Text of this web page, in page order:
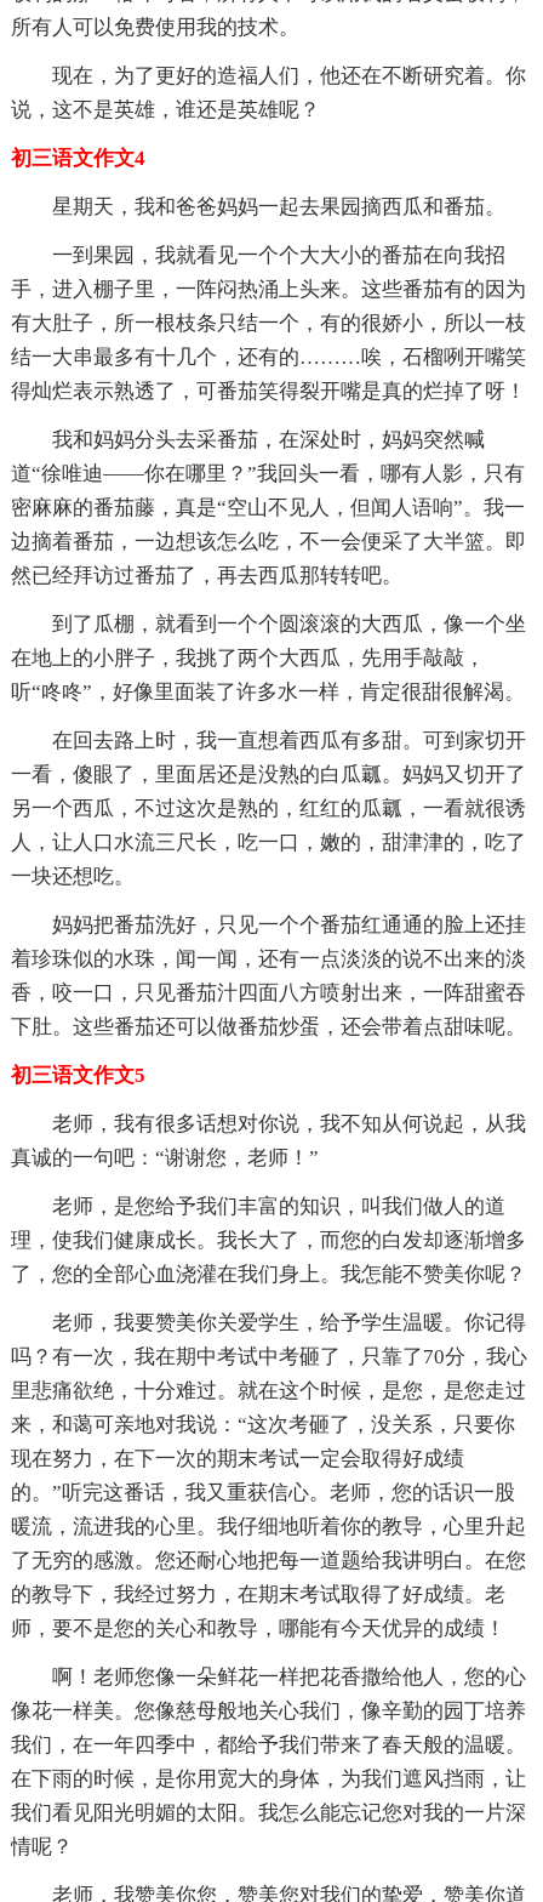
所有人可以免费使用我的技术。
现在，为了更好的造福人们，他还在不断研究着。你
说，这不是英雄，谁还是英雄呢？
初三语文作文4
星期天，我和爸爸妈妈一起去果园摘西瓜和番茄。
一到果园，我就看见一个个大大小的番茄在向我招
手，进入棚子里，一阵闷热涌上头来。这些番茄有的因为
有大肚子，所一根枝条只结一个，有的很娇小，所以一枝
结一大串最多有十几个，还有的………唉，石榴咧开嘴笑
得灿烂表示熟透了，可番茄笑得裂开嘴是真的烂掉了呀！
我和妈妈分头去采番茄，在深处时，妈妈突然喊
道“徐唯迪——你在哪里？”我回头一看，哪有人影，只有
密麻麻的番茄藤，真是“空山不见人，但闻人语响”。我一
边摘着番茄，一边想该怎么吃，不一会便采了大半篮。即
然已经拜访过番茄了，再去西瓜那转转吧。
到了瓜棚，就看到一个个圆滚滚的大西瓜，像一个坐
在地上的小胖子，我挑了两个大西瓜，先用手敲敲，
听“咚咚”，好像里面装了许多水一样，肯定很甜很解渴。
在回去路上时，我一直想着西瓜有多甜。可到家切开
一看，傻眼了，里面居还是没熟的白瓜瓤。妈妈又切开了
另一个西瓜，不过这次是熟的，红红的瓜瓤，一看就很诱
人，让人口水流三尺长，吃一口，嫩的，甜津津的，吃了
一块还想吃。
妈妈把番茄洗好，只见一个个番茄红通通的脸上还挂
着珍珠似的水珠，闻一闻，还有一点淡淡的说不出来的淡
香，咬一口，只见番茄汁四面八方喷射出来，一阵甜蜜吞
下肚。这些番茄还可以做番茄炒蛋，还会带着点甜味呢。
初三语文作文5
老师，我有很多话想对你说，我不知从何说起，从我
真诚的一句吧：“谢谢您，老师！”
老师，是您给予我们丰富的知识，叫我们做人的道
理，使我们健康成长。我长大了，而您的白发却逐渐增多
了，您的全部心血浇灌在我们身上。我怎能不赞美你呢？
老师，我要赞美你关爱学生，给予学生温暖。你记得
吗？有一次，我在期中考试中考砸了，只靠了70分，我心
里悲痛欲绝，十分难过。就在这个时候，是您，是您走过
来，和蔼可亲地对我说：“这次考砸了，没关系，只要你
现在努力，在下一次的期末考试一定会取得好成绩
的。”听完这番话，我又重获信心。老师，您的话识一股
暖流，流进我的心里。我仔细地听着你的教导，心里升起
了无穷的感激。您还耐心地把每一道题给我讲明白。在您
的教导下，我经过努力，在期末考试取得了好成绩。老
师，要不是您的关心和教导，哪能有今天优异的成绩！
啊！老师您像一朵鲜花一样把花香撒给他人，您的心
像花一样美。您像慈母般地关心我们，像辛勤的园丁培养
我们，在一年四季中，都给予我们带来了春天般的温暖。
在下雨的时候，是你用宽大的身体，为我们遮风挡雨，让
我们看见阳光明媚的太阳。我怎么能忘记您对我的一片深
情呢？
老师，我赞美你您，赞美您对我们的挚爱，赞美你道